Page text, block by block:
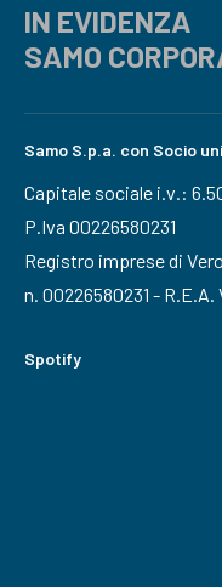
IN EVIDENZA
SAMO
Samo S.p.a. con Socio
Capitale sociale i.v.:
P.Iva 00226580231
Registro imprese di
n. 00226580231 - R.E.A.
Spotify